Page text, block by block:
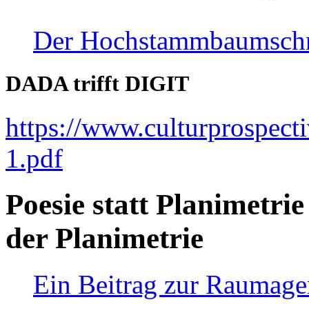
Der
DADA trifft DIGIT
https://
1.pdf
Poesie statt
der Planimetrie
Ein Beitrag zur